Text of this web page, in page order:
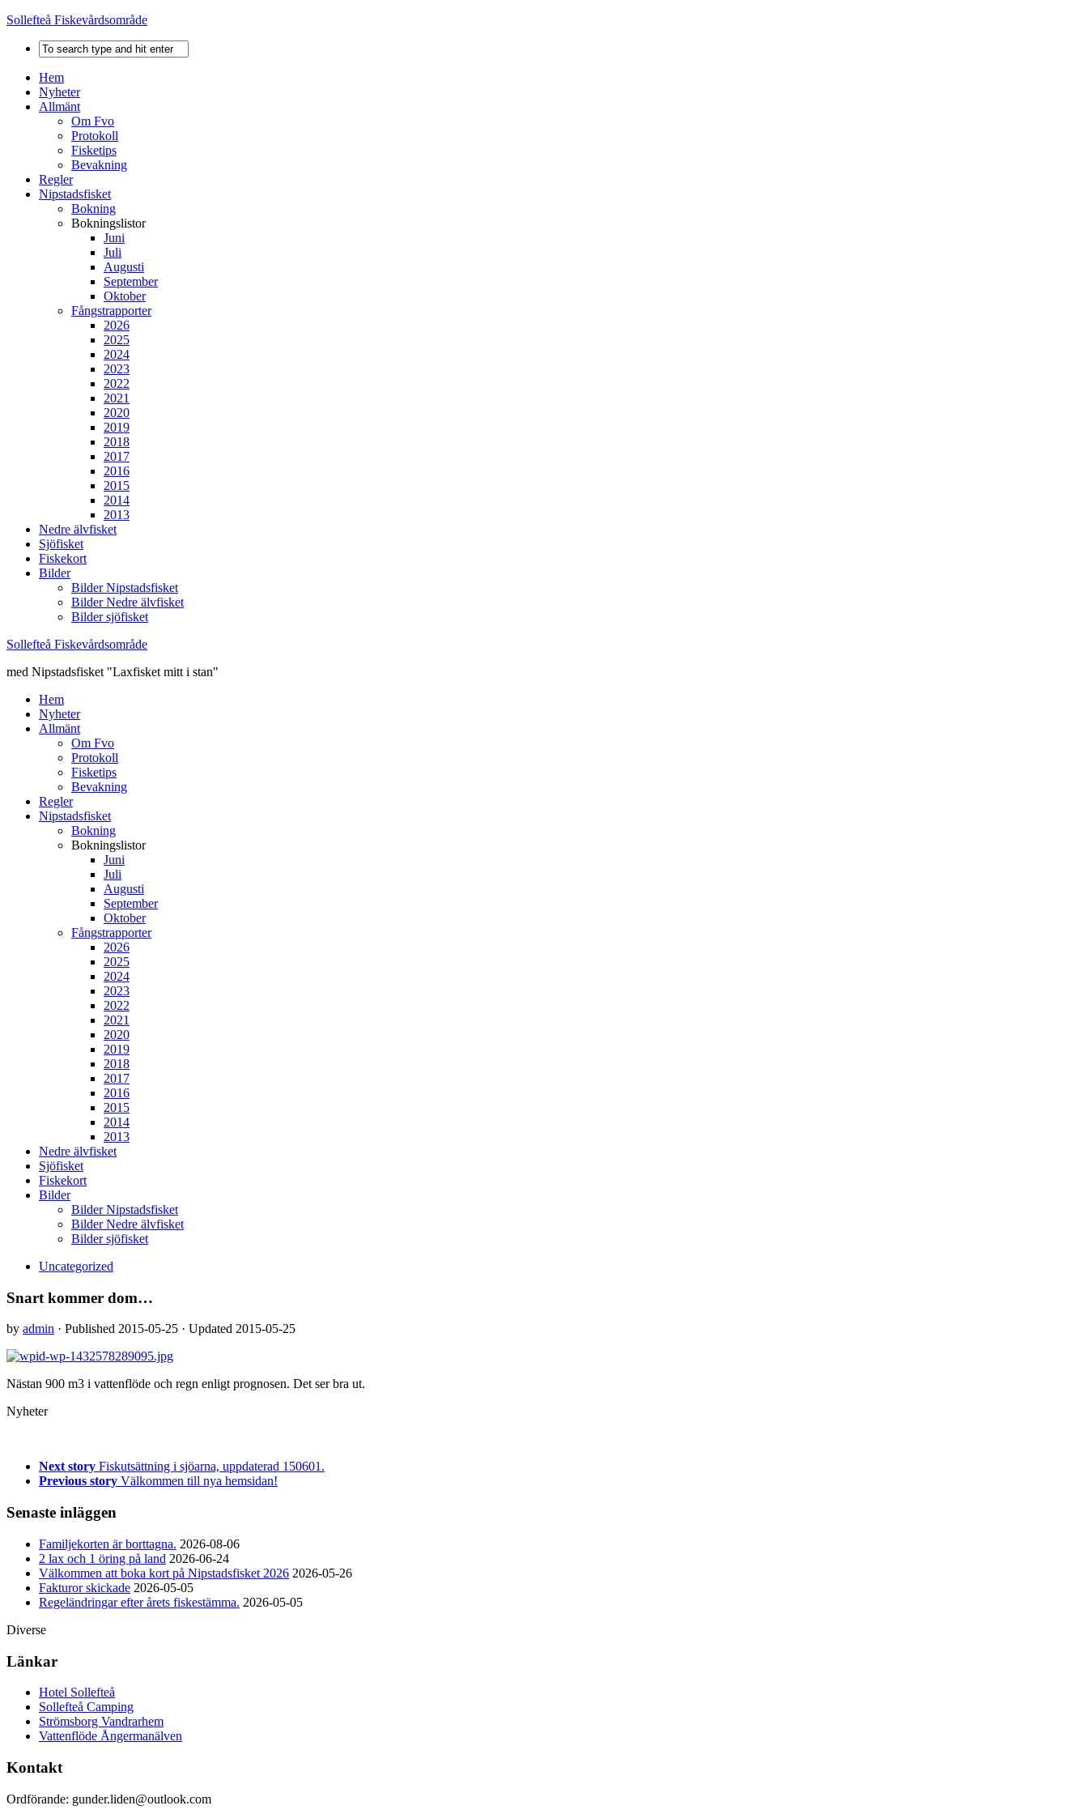
Sollefteå Fiskevårdsområde
Hem
Nyheter
Allmänt
Om Fvo
Protokoll
Fisketips
Bevakning
Regler
Nipstadsfisket
Bokning
Bokningslistor
Juni
Juli
Augusti
September
Oktober
Fångstrapporter
2026
2025
2024
2023
2022
2021
2020
2019
2018
2017
2016
2015
2014
2013
Nedre älvfisket
Sjöfisket
Fiskekort
Bilder
Bilder Nipstadsfisket
Bilder Nedre älvfisket
Bilder sjöfisket
Sollefteå Fiskevårdsområde
med Nipstadsfisket "Laxfisket mitt i stan"
Hem
Nyheter
Allmänt
Om Fvo
Protokoll
Fisketips
Bevakning
Regler
Nipstadsfisket
Bokning
Bokningslistor
Juni
Juli
Augusti
September
Oktober
Fångstrapporter
2026
2025
2024
2023
2022
2021
2020
2019
2018
2017
2016
2015
2014
2013
Nedre älvfisket
Sjöfisket
Fiskekort
Bilder
Bilder Nipstadsfisket
Bilder Nedre älvfisket
Bilder sjöfisket
Uncategorized
Snart kommer dom…
by admin · Published 2015-05-25 · Updated 2015-05-25
Nästan 900 m3 i vattenflöde och regn enligt prognosen. Det ser bra ut.
Nyheter
Next story Fiskutsättning i sjöarna, uppdaterad 150601.
Previous story Välkommen till nya hemsidan!
Senaste inläggen
Familjekorten är borttagna. 2026-08-06
2 lax och 1 öring på land 2026-06-24
Välkommen att boka kort på Nipstadsfisket 2026 2026-05-26
Fakturor skickade 2026-05-05
Regeländringar efter årets fiskestämma. 2026-05-05
Diverse
Länkar
Hotel Sollefteå
Sollefteå Camping
Strömsborg Vandrarhem
Vattenflöde Ångermanälven
Kontakt
Ordförande: gunder.liden@outlook.com